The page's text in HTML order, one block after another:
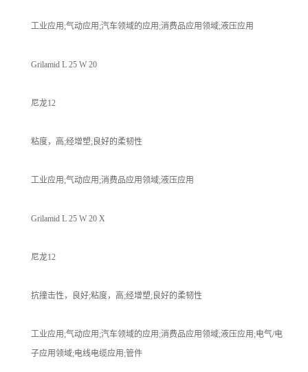
工业应用;气动应用;汽车领域的应用;消费品应用领域;液压应用
Grilamid L 25 W 20
尼龙12
粘度，高;经增塑;良好的柔韧性
工业应用;气动应用;消费品应用领域;液压应用
Grilamid L 25 W 20 X
尼龙12
抗撞击性，良好;粘度，高;经增塑;良好的柔韧性
工业应用;气动应用;汽车领域的应用;消费品应用领域;液压应用;电气/电
子应用领域;电线电缆应用;管件